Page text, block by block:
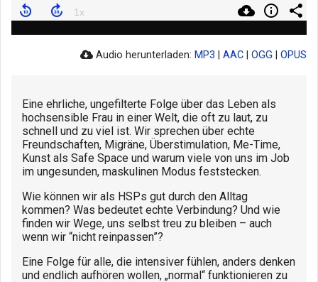
Audio herunterladen: MP3 AAC OGG OPUS
Eine ehrliche, ungefilterte Folge über das Leben als
hochsensible Frau in einer Welt, die oft zu laut, zu
schnell und zu viel ist. Wir sprechen über echte
Freundschaften, Migräne, Überstimulation, Me-Time,
Kunst als Safe Space und warum viele von uns im Job
im ungesunden, maskulinen Modus feststecken.
Wie können wir als HSPs gut durch den Alltag
kommen? Was bedeutet echte Verbindung? Und wie
finden wir Wege, uns selbst treu zu bleiben – auch
wenn wir “nicht reinpassen”?
Eine Folge für alle, die intensiver fühlen, anders denken
und endlich aufhören wollen, „normal“ funktionieren zu